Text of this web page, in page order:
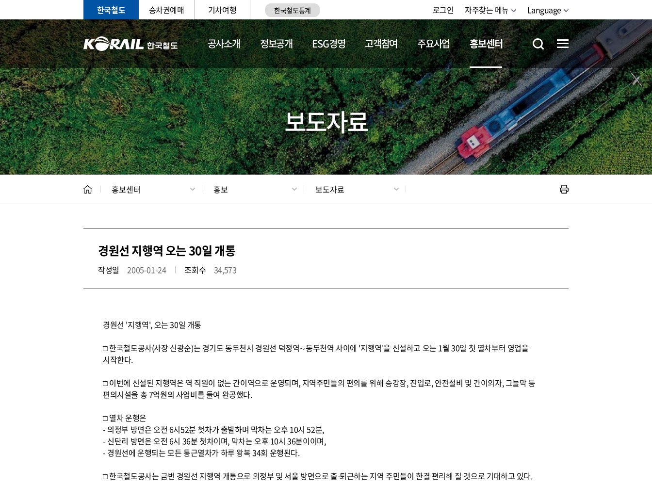
한국철도 승차권예매 기차여행 한국철도통계 로그인 자주찾는 메뉴 Language
공사소개 정보공개 ESG경영 고객참여 주요사업 홍보센터
홍보 문화사업 갤러리 기차소개 철도체험
보도자료
홍보센터 홍보 보도자료
경원선 지행역 오는 30일 개통
작성일 2005-01-24 조회수 34,573
경원선 '지행역', 오는 30일 개통
□ 한국철도공사(사장 신광순)는 경기도 동두천시 경원선 덕정역∼동두천역 사이에 '지행역'을 신설하고 오는 1월 30일 첫 열차부터 영업을
시작한다.
□ 이번에 신설된 지행역은 역 직원이 없는 간이역으로 운영되며, 지역주민들의 편의를 위해 승강장, 진입로, 안전설비 및 간이의자, 그늘막 등
편의시설을 총 7억원의 사업비를 들여 완공했다.
□ 열차 운행은
- 의정부 방면은 오전 6시52분 첫차가 출발하며 막차는 오후 10시 52분,
- 신탄리 방면은 오전 6시 36분 첫차이며, 막차는 오후 10시 36분이이며,
- 경원선에 운행되는 모든 통근열차가 하루 왕복 34회 운행된다.
□ 한국철도공사는 금번 경원선 지행역 개통으로 의정부 및 서울 방면으로 출·퇴근하는 지역 주민들이 한결 편리해 질 것으로 기대하고 있다.